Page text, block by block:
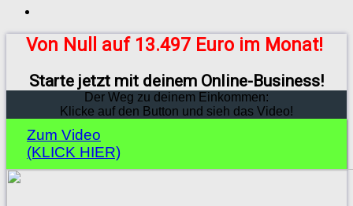
Von Null auf 13.497 Euro im Monat!
Starte jetzt mit deinem Online-Business!
Der Weg zu deinem Einkommen:
Klicke auf den Button und sieh das Video!
Zum Video
(KLICK HIER)